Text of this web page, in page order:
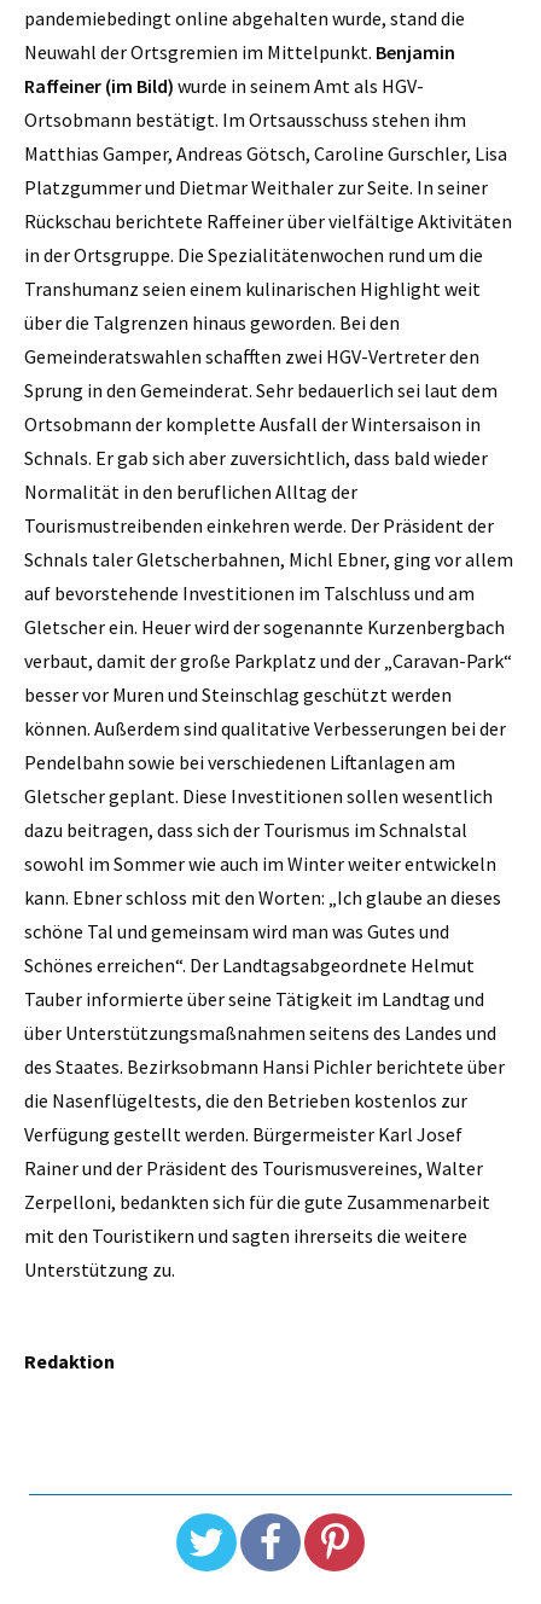
pandemiebedingt online abgehalten wurde, stand die
Neuwahl der Ortsgremien im Mittelpunkt. Benjamin
Raffeiner (im Bild) wurde in seinem Amt als HGV-
Ortsobmann bestätigt. Im Ortsausschuss stehen ihm
Matthias Gamper, Andreas Götsch, Caroline Gurschler, Lisa
Platzgummer und Dietmar Weithaler zur Seite. In seiner
Rückschau berichtete Raffeiner über vielfältige Aktivitäten
in der Ortsgruppe. Die Spezialitätenwochen rund um die
Transhumanz seien einem kulinarischen Highlight weit
über die Talgrenzen hinaus geworden. Bei den
Gemeinderatswahlen schafften zwei HGV-Vertreter den
Sprung in den Gemeinderat. Sehr bedauerlich sei laut dem
Ortsobmann der komplette Ausfall der Wintersaison in
Schnals. Er gab sich aber zuversichtlich, dass bald wieder
Normalität in den beruflichen Alltag der
Tourismustreibenden einkehren werde. Der Präsident der
Schnals taler Gletscherbahnen, Michl Ebner, ging vor allem
auf bevorstehende Investitionen im Talschluss und am
Gletscher ein. Heuer wird der sogenannte Kurzenbergbach
verbaut, damit der große Parkplatz und der „Caravan-Park“
besser vor Muren und Steinschlag geschützt werden
können. Außerdem sind qualitative Verbesserungen bei der
Pendelbahn sowie bei verschiedenen Liftanlagen am
Gletscher geplant. Diese Investitionen sollen wesentlich
dazu beitragen, dass sich der Tourismus im Schnalstal
sowohl im Sommer wie auch im Winter weiter entwickeln
kann. Ebner schloss mit den Worten: „Ich glaube an dieses
schöne Tal und gemeinsam wird man was Gutes und
Schönes erreichen“. Der Landtagsabgeordnete Helmut
Tauber informierte über seine Tätigkeit im Landtag und
über Unterstützungsmaßnahmen seitens des Landes und
des Staates. Bezirksobmann Hansi Pichler berichtete über
die Nasenflügeltests, die den Betrieben kostenlos zur
Verfügung gestellt werden. Bürgermeister Karl Josef
Rainer und der Präsident des Tourismusvereines, Walter
Zerpelloni, bedankten sich für die gute Zusammenarbeit
mit den Touristikern und sagten ihrerseits die weitere
Unterstützung zu.
Redaktion